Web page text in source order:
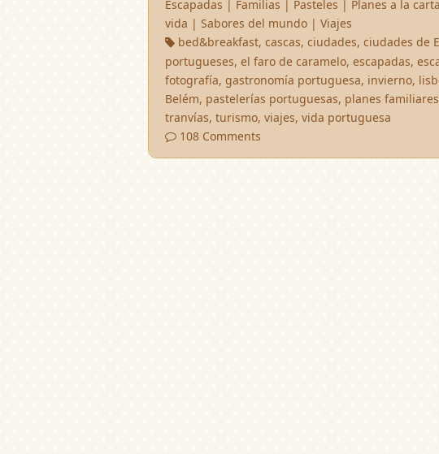
Escapadas | Familias | Pasteles | Planes a la carta
vida | Sabores del mundo | Viajes
bed&breakfast,cascas,ciudades,ciudades de
portugueses, el faro de caramelo, escapadas,
fotografía, gastronomía portuguesa, invierno,
Belém, pastelerías portuguesas, planes familiares
tranvías, turismo, viajes, vida portuguesa
108 Comments